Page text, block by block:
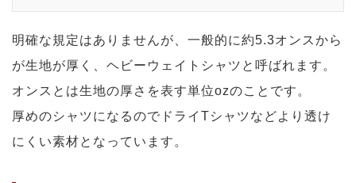
明確な規定はありませんが、一般的に約5.3オンスから
が生地が厚く、ヘビーウェイトシャツと呼ばれます。
オンスとは生地の厚さを表す単位ozのことです。
厚めのシャツになるのでドライTシャツなどより透け
にくい素材となっています。